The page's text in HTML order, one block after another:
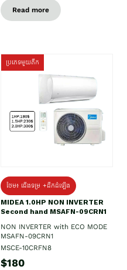
Read more
ប្រភេទមួយតឹក
ថែម៖ ជើងទម្រ +ដឹកដំឡើង
MIDEA 1.0HP NON INVERTER
Second hand MSAFN-09CRN1
NON INVERTER with ECO MODE
MSAFN-09CRN1
MSCE-10CRFN8
$180